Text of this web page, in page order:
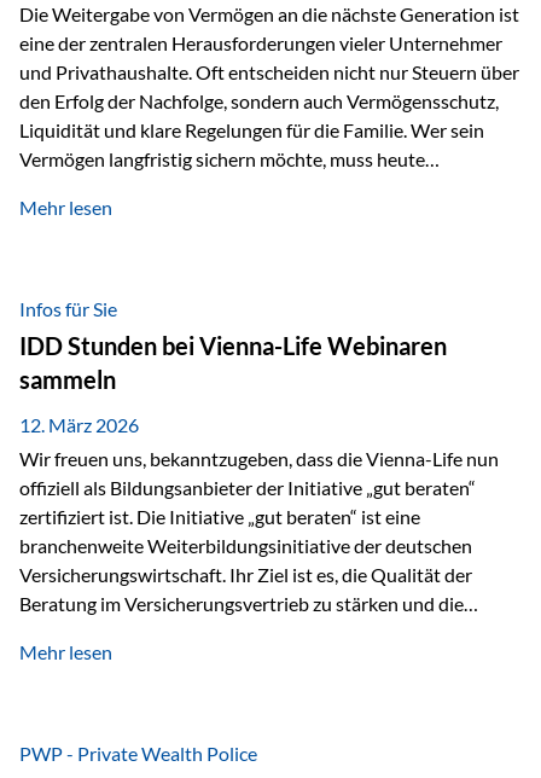
Die Weitergabe von Vermögen an die nächste Generation ist
eine der zentralen Herausforderungen vieler Unternehmer
und Privathaushalte. Oft entscheiden nicht nur Steuern über
den Erfolg der Nachfolge, sondern auch Vermögensschutz,
Liquidität und klare Regelungen für die Familie. Wer sein
Vermögen langfristig sichern möchte, muss heute
„Erfolgsformel Liechtenstein“, herausgegeben und verfasst
Vermögensschutz strategisch miteinander verbindet.
Warum klassische Nachfolgeplanung oft scheitert Viele
Vermögen werden erst im Todesfall übertragen. Das kann zu
Problemen führen: Hohe Erbschaftsteuern Streitigkeiten
zwischen Erben Liquiditätsprobleme bei Immobilien…
Mehr lesen
Infos für Sie
IDD Stunden bei Vienna-Life Webinaren
sammeln
12. März 2026
Wir freuen uns, bekanntzugeben, dass die Vienna-Life nun
offiziell als Bildungsanbieter der Initiative „gut beraten“
zertifiziert ist. Die Initiative „gut beraten“ ist eine
branchenweite Weiterbildungsinitiative der deutschen
Versicherungswirtschaft. Ihr Ziel ist es, die Qualität der
Beratung im Versicherungsvertrieb zu stärken und die
Personen transparent zu dokumentieren. Seit der
Stunden pro Jahr für vertrieblich tätige Personen in der
Mehr lesen
PWP - Private Wealth Police